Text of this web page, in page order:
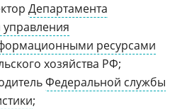
Департамента
ресурсами
хозяйства РФ;
Федеральной службы
;